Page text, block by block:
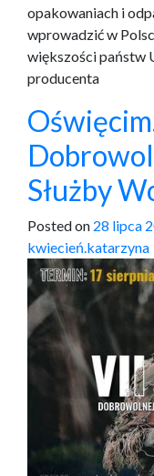
opakowaniach i
wprowadzić w
większości państw
producenta
Służby
Posted on 28 lipca
kwiecień.katarzyna